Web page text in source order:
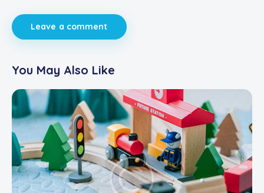
You May Also Like